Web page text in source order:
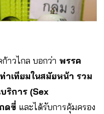
าวไกล บอกว่า พรรค
าเทียมในสมัยหน้า รวม
ริการ (Sex
ดขี่ และได้รับการคุ้มครอง